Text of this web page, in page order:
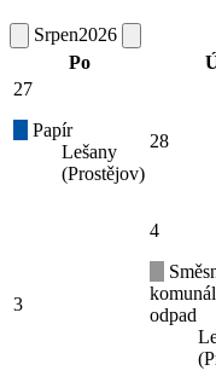
Srpen2026
Po
27
Papír
Lešany
(Prostějov)
28
3
4
odpad